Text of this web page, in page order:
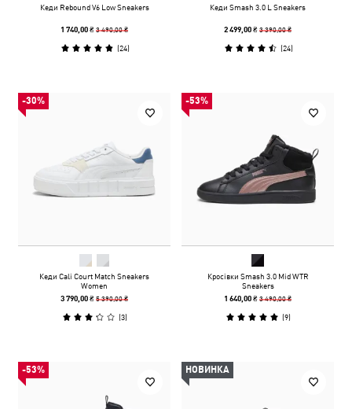
Кеди Rebound V6 Low Sneakers
1 740,00 ₴3 490,00 ₴
(24)
Кеди Smash 3.0 L Sneakers
2 499,00 ₴3 390,00 ₴
(24)
-30%
Кеди Cali Court Match Sneakers
Women
3 790,00 ₴5 390,00 ₴
(3)
-53%
Кросівки Smash 3.0 Mid WTR
Sneakers
1 640,00 ₴3 490,00 ₴
(9)
-53% НОВИНКА